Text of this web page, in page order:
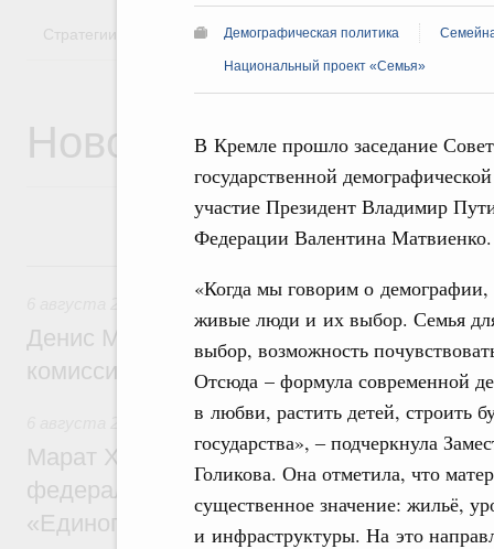
Демографическая политика
Национальный проект «Семья»
В Кремле прошло заседание
государственной
участие Президент Владимир
Федерации Валентина Матвиенко.
«Когда мы говорим о
живые люди и их выбор. Семья
выбор, возможность
Отсюда – формула современной
в любви, растить детей, строить
государства», ‒ подчеркнула
Голикова. Она отметила, что
существенное значение: жильё,
и инфраструктуры. На это
Стратегии Государственные программы
Новости
Общие вопросы промышленной политики
Денис Мантуров провёл заседание
комиссии по промышленности
Регулирование в сфере строительства
Марат Хуснуллин: Более 130
федерального значения построено под
«Единого заказчика»